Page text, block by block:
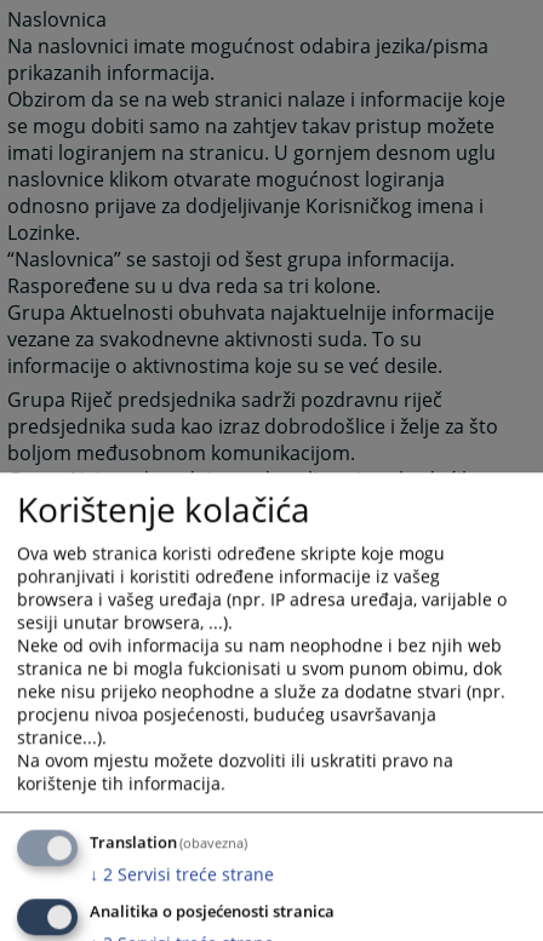
Naslovnica
Na naslovnici imate mogućnost odabira jezika/pisma
prikazanih informacija.
Obzirom da se na web stranici nalaze i informacije koje
se mogu dobiti samo na zahtjev takav pristup možete
imati logiranjem na stranicu. U gornjem desnom uglu
naslovnice klikom otvarate mogućnost logiranja
odnosno prijave za dodjeljivanje Korisničkog imena i
Lozinke.
“Naslovnica” se sastoji od šest grupa informacija.
Raspoređene su u dva reda sa tri kolone.
Grupa Aktuelnosti obuhvata najaktuelnije informacije
vezane za svakodnevne aktivnosti suda. To su
informacije o aktivnostima koje su se već desile.
Grupa Riječ predsjednika sadrži pozdravnu riječ
predsjednika suda kao izraz dobrodošlice i želje za što
boljom međusobnom komunikacijom.
Grupa Najava događaja predstavlja najavu budućih
događanja važnih za sud sa datumom događanja.
Grupa često postavljana pitanja prikazuje pitanja i
odgovore koji su najčešće postavljana sudu, a vezana
su za rad suda ili druge aktivnosti vezane za sam sud.
Grupa Raspored suđenja prikazuje detaljne informacije
o suđenjima u sudu za određeni vremenski period.
Grupa Vijesti iz pravosuđa obuhvata informacije koje
su vezane za pravosuđe BiH u cjelini.
Unutar svih grupa starije novosti i informacije osim
onih koje su na naslovnici nisu zbrisane. Klikom na riječ
“više” prebaciti će vas arhivu aktuelnosti ili drugih
informacija.
Rad suda
Klikom na Rad suda otvoriti će vam se web stranicama
sa svim novostima (arhivom) koje su vezane za rad
suda.
Korištenje kolačića
Ova web stranica koristi određene skripte koje mogu
pohranjivati i koristiti određene informacije iz vašeg
browsera i vašeg uređaja (npr. IP adresa uređaja, varijable o
sesiji unutar browsera, ...).
Neke od ovih informacija su nam neophodne i bez njih web
stranica ne bi mogla fukcionisati u svom punom obimu, dok
neke nisu prijeko neophodne a služe za dodatne stvari (npr.
procjenu nivoa posjećenosti, budućeg usavršavanja
stranice...).
Na ovom mjestu možete dozvoliti ili uskratiti pravo na
korištenje tih informacija.
Translation(obavezna)
↓ 2 Servisi treće strane
Analitika o posjećenosti stranica